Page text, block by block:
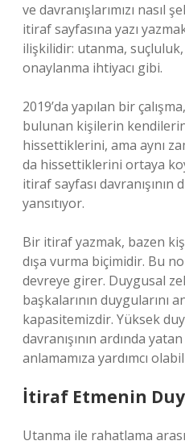
ve davranışlarımızı nasıl
itiraf sayfasına yazı
ilişkilidir: utanma,
onaylanma ihtiyacı gibi.
2019’da yapılan bir
bulunan kişilerin
hissettiklerini, ama aynı
da hissettiklerini ortaya
itiraf sayfası davranışının
yansıtıyor.
Bir itiraf yazmak, bazen
dışa vurma biçimidir. Bu
devreye girer. Duygusal
başkalarının duygularını
kapasitemizdir. Yüksek
davranışının ardında
anlamamıza yardımcı
İtiraf Etmenin
Utanma ile rahatlama